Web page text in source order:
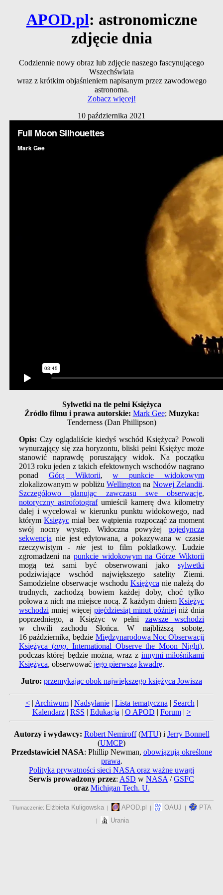
APOD.pl: astronomiczne
zdjęcie dnia
Codziennie nowy obraz lub zdjęcie naszego fascynującego
Wszechświata
wraz z krótkim objaśnieniem napisanym przez zawodowego
astronoma.
Zobacz więcej!
10 października 2021
Sylwetki na tle pełni Księżyca
Źródło filmu i prawa autorskie: Mark Gee; Muzyka:
Tenderness (Dan Phillipson)
Opis: Czy oglądaliście kiedyś wschód Księżyca? Powoli
wynurząjący się zza horyzontu, bliski pełni Księżyc może
stanowić naprawdę poruszający widok. Na początku
2013 roku jeden z takich efektownych wschodów nagrano
ponad Górą Wiktorii,w punkcie widokowym
zlokalizowanym w pobliżu Wellington na Nowej Zelandii.
Szczegółowo planując zawczasu swe obserwacje,
notoryczny astrofotografumieścił kamerę dwa kilometry
dalej i wycelował w kierunku punktu widokowego, nad
którymKsiężyc miał bez wątpienia rozpocząć za moment
swój nocny występ. Widoczna powyżejpojedyncza
sekwencja nie jest edytowana, a pokazywana w czasie
rzeczywistym -nie jest to film poklatkowy. Ludzie
zgromadzeni na punkcie widokowym na Górze Wiktorii
mogą też sami być obserwowani jakosylwetki
podziwiające wschód największego satelity Ziemi.
Samodzielne obserwacje wschodu Księżyca nie należą do
trudnych, zachodzą bowiem każdej doby, choć tylko
połowa z nich ma miejsce nocą. Z każdym dniemKsiężyc
wschodzi mniej więcej pięćdziesiąt minut później niż dnia
poprzedniego, a Księżyc w pełni zawsze wschodzi
w chwili zachodu Słońca. W najbliższą sobotę,
16 października, będzie Międzynarodowa Noc Obserwacji
Księżyca (ang. International Observe the Moon Night),
podczas której będzie można, wraz z innymi miłośnikami
Księżyca, obserwować jego pierwszą kwadrę.
Jutro: przemykając obok największego księżyca Jowisza
<| Archiwum| Nadsyłanie| Lista tematyczna | Search |
Kalendarz| RSS | Edukacja | O APOD | Forum| >
Autorzy i wydawcy: Robert Nemiroff(MTU) i Jerry Bonnell
(UMCP)
Przedstawiciel NASA: Phillip Newman, obowiązują określone
prawa.
Polityka prywatności sieci NASA oraz ważne uwagi
Serwis prowadzony przez: ASD w NASA /GSFC
oraz Michigan Tech. U.
Tłumaczenie: Elżbieta Kuligowska| APOD.pl | OAUJ | PTA
| Urania